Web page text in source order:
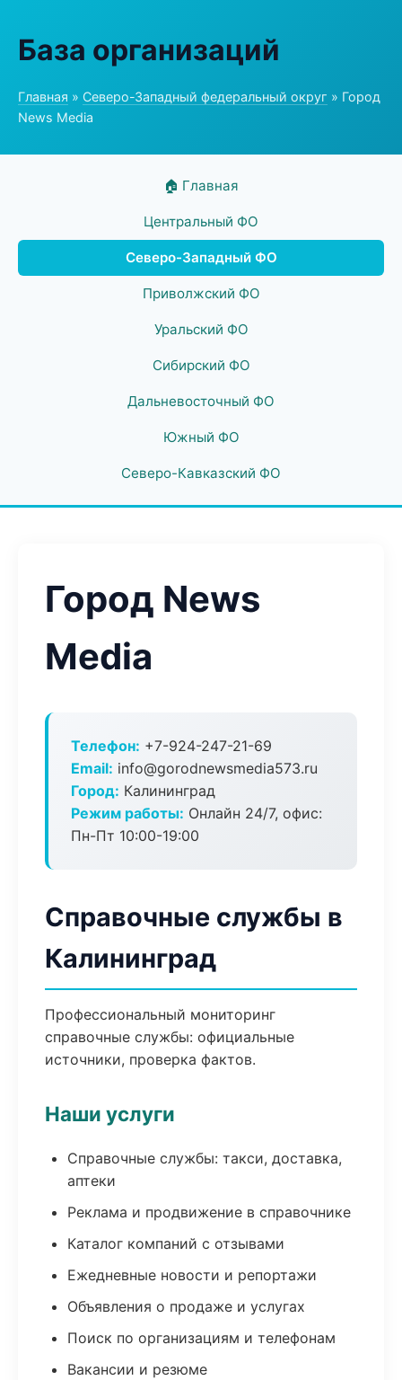
База организаций
Главная » Северо-Западный федеральный округ » Город
News Media
🏠 Главная
Центральный ФО
Северо-Западный ФО
Приволжский ФО
Уральский ФО
Сибирский ФО
Дальневосточный ФО
Южный ФО
Северо-Кавказский ФО
Город News
Media
Телефон: +7-924-247-21-69
Email: info@gorodnewsmedia573.ru
Город: Калининград
Режим работы: Онлайн 24/7, офис:
Пн-Пт 10:00-19:00
Справочные службы в
Калининград
Профессиональный мониторинг
справочные службы: официальные
источники, проверка фактов.
Наши услуги
Справочные службы: такси, доставка,
аптеки
Реклама и продвижение в справочнике
Каталог компаний с отзывами
Ежедневные новости и репортажи
Объявления о продаже и услугах
Поиск по организациям и телефонам
Вакансии и резюме